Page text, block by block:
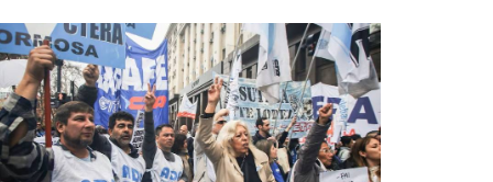
Consenso Patagónico
@consensopatagon
5d
@caortega64: A#50AñosDelGolpe, la memoria
presente y es futuro.https://t.co/uhRcKnCCc5
Ver en X